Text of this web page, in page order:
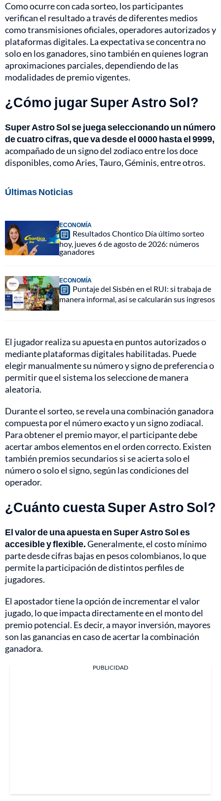
Como ocurre con cada sorteo, los participantes
verifican el resultado a través de diferentes medios
como transmisiones oficiales, operadores autorizados y
plataformas digitales. La expectativa se concentra no
solo en los ganadores, sino también en quienes logran
aproximaciones parciales, dependiendo de las
modalidades de premio vigentes.
¿Cómo jugar Super Astro Sol?
Super Astro Sol se juega seleccionando un número
de cuatro cifras, que va desde el 0000 hasta el 9999,
acompañado de un signo del zodiaco entre los doce
disponibles, como Aries, Tauro, Géminis, entre otros.
Últimas Noticias
ECONOMÍA
Resultados Chontico Día último sorteo
hoy, jueves 6 de agosto de 2026: números
ganadores
ECONOMÍA
Puntaje del Sisbén en el RUI: si trabaja de
manera informal, así se calcularán sus ingresos
El jugador realiza su apuesta en puntos autorizados o
mediante plataformas digitales habilitadas. Puede
elegir manualmente su número y signo de preferencia o
permitir que el sistema los seleccione de manera
aleatoria.
Durante el sorteo, se revela una combinación ganadora
compuesta por el número exacto y un signo zodiacal.
Para obtener el premio mayor, el participante debe
acertar ambos elementos en el orden correcto. Existen
también premios secundarios si se acierta solo el
número o solo el signo, según las condiciones del
operador.
¿Cuánto cuesta Super Astro Sol?
El valor de una apuesta en Super Astro Sol es
accesible y flexible.Generalmente, el costo mínimo
parte desde cifras bajas en pesos colombianos, lo que
permite la participación de distintos perfiles de
jugadores.
El apostador tiene la opción de incrementar el valor
jugado, lo que impacta directamente en el monto del
premio potencial. Es decir, a mayor inversión, mayores
son las ganancias en caso de acertar la combinación
ganadora.
PUBLICIDAD